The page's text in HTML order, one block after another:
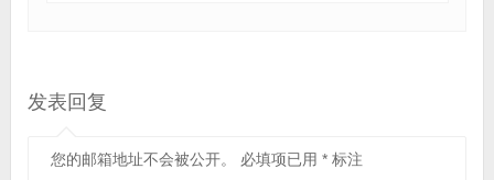
发表回复
您的邮箱地址不会被公开。 必填项已用 *标注